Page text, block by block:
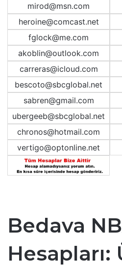
mirod@msn.com
heroine@comcast.net
fglock@me.com
akoblin@outlook.com
carreras@icloud.com
bescoto@sbcglobal.net
sabren@gmail.com
ubergeeb@sbcglobal.net
chronos@hotmail.com
vertigo@optonline.net
Bedava
Hesapları: